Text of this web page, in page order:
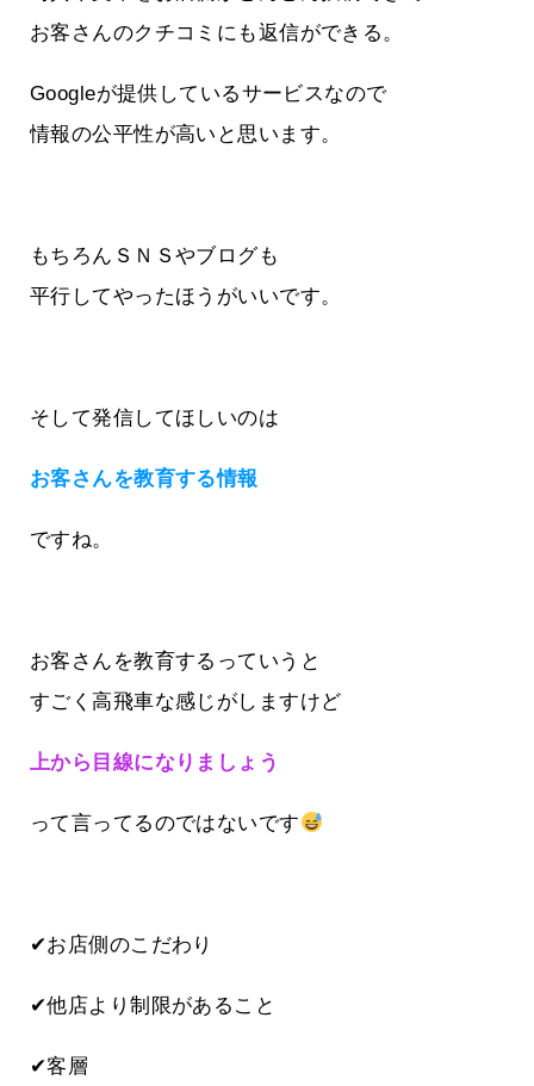
お客さんのクチコミにも返信ができる。
Googleが提供しているサービスなので
情報の公平性が高いと思います。
もちろんＳＮＳやブログも
平行してやったほうがいいです。
そして発信してほしいのは
お客さんを教育する情報
ですね。
お客さんを教育するっていうと
すごく高飛車な感じがしますけど
上から目線になりましょう
って言ってるのではないです
✔お店側のこだわり
✔他店より制限があること
✔客層